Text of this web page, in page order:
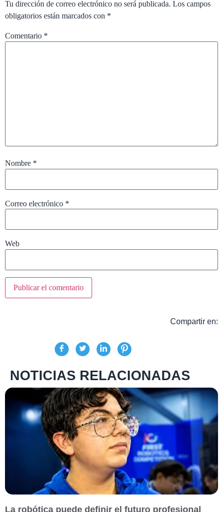
Tu dirección de correo electrónico no será publicada. Los campos
obligatorios están marcados con *
Comentario *
Nombre *
Correo electrónico *
Web
Compartir en:
NOTICIAS RELACIONADAS
La robótica puede definir el futuro profesional